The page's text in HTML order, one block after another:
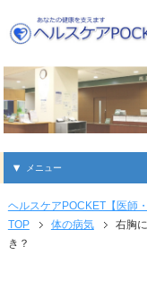
メニュー
ヘルスケアPOCKET【医師
TOP
体の病気
右胸
き？